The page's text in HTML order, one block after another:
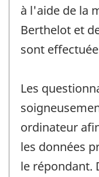
à l'aide de la
Berthelot et
sont
Les
ordinateur
les données
le répondant.